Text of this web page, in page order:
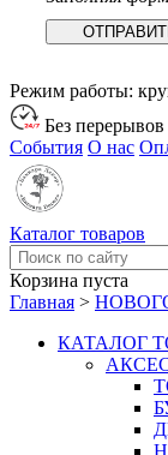
Режим работы:
Без
События О нас
Каталог товаров
Корзина пуста
Главная >
КАТАЛОГ